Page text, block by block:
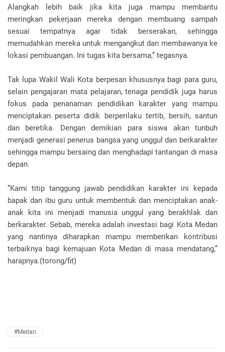
Alangkah lebih baik jika kita juga mampu membantu
meringkan pekerjaan mereka dengan membuang sampah
sesuai tempatnya agar tidak berserakan, sehingga
memudahkan mereka untuk mengangkut dan membawanya ke
lokasi pembuangan. Ini tugas kita bersama,’’ tegasnya.
Tak lupa Wakil Wali Kota berpesan khususnya bagi para guru,
selain pengajaran mata pelajaran, tenaga pendidik juga harus
fokus pada penanaman pendidikan karakter yang mampu
menciptakan peserta didik berperilaku tertib, bersih, santun
dan beretika. Dengan demikian para siswa akan tunbuh
menjadi generasi penerus bangsa yang unggul dan berkarakter
sehingga mampu bersaing dan menghadapi tantangan di masa
depan.
‘’Kami titip tanggung jawab pendidikan karakter ini kepada
bapak dan ibu guru untuk membentuk dan menciptakan anak-
anak kita ini menjadi manusia unggul yang berakhlak dan
berkarakter. Sebab, mereka adalah investasi bagi Kota Medan
yang nantinya diharapkan mampu memberikan kontribusi
terbaiknya bagi kemajuan Kota Medan di masa mendatang,’’
harapnya.(torong/fit)
#Medan